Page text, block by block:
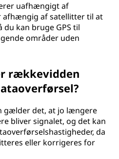
uafhængigt af
afhængig af satellitter til at
du kan bruge GPS til
områder uden
rækkevidden
gælder det, at jo længere
bliver signalet, og det kan
da
eller korrigeres for